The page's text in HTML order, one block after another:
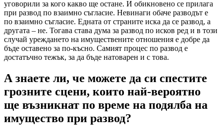
уговорили за кого какво ще остане. И обикновено се прилага
при развод по взаимно съгласие. Невинаги обаче разводът е
по взаимно съгласие. Едната от страните иска да се развод, а
другата – не. Тогава става дума за развод по исков ред и в този
случай уреждането на имуществените отношения е добре да
бъде оставено за по-късно. Самият процес по развод е
достатъчно тежък, за да бъде натоварен и с това.
А знаете ли, че можете да си спестите
грозните сцени, които най-вероятно
ще възникнат по време на подялба на
имущество при развод?